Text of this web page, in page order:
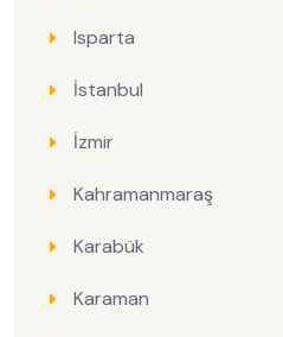
Isparta
İstanbul
İzmir
Kahramanmaraş
Karabük
Karaman